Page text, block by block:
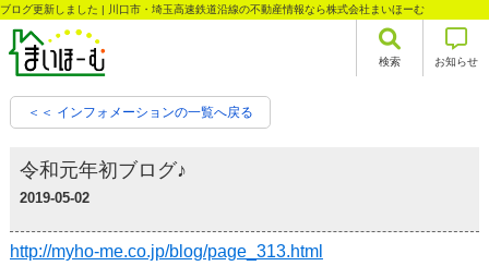
ブログ更新しました | 川口市・埼玉高速鉄道沿線の不動産情報なら株式会社まいほーむ
検索 お知らせ
＜＜ インフォメーションの一覧へ戻る
令和元年初ブログ♪
2019-05-02
http://myho-me.co.jp/blog/page_313.html